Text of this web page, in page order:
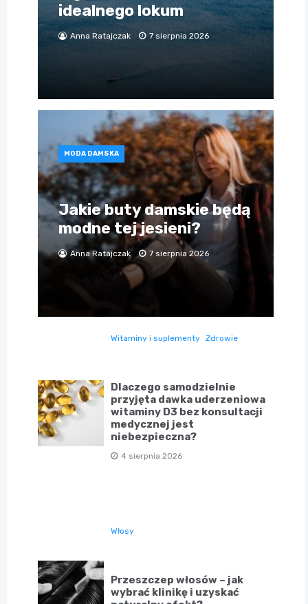
idealnego lokum
Anna Ratajczak 7 sierpnia 2026
MODA DAMSKA
Jakie buty damskie będą
modne tej jesieni?
Anna Ratajczak 7 sierpnia 2026
Witaminy i suplementy Zdrowie
Dlaczego samodzielnie
przyjęta dawka uderzeniowa
witaminy D3 bez konsultacji
medycznej jest
niebezpieczna?
4 sierpnia 2026
Włosy
Przeszczep włosów – jak
wybrać klinikę i uzyskać